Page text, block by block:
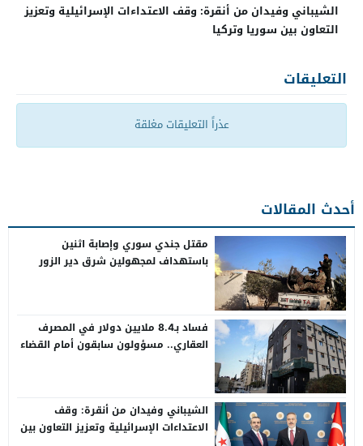
الشيباني وفيدان من أنقرة: وقف الاعتداءات الإسرائيلية وتعزيز
التعاون بين سوريا وتركيا
التعليقات
عذراً التعليقات مغلقة
أحدث المقالات
مقتل جندي سوري وإصابة اثنين
باستهداف لمجهولين شرق دير الزور
فساد بـ8.4 ملايين دولار في المصرف
العقاري.. مسؤولون سابقون أمام القضاء
الشيباني وفيدان من أنقرة: وقف
الاعتداءات الإسرائيلية وتعزيز التعاون بين